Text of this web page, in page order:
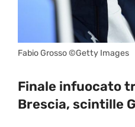
Fabio Grosso ©Getty Images
Finale infuocato
Brescia, scintille